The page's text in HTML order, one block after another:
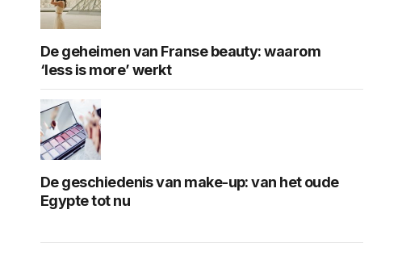
De geheimen van Franse beauty: waarom
‘less is more’ werkt
De geschiedenis van make-up: van het oude
Egypte tot nu